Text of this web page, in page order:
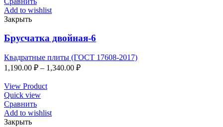
Add to wishlist
Закрыть
Брусчатка двойная-6
Квадратные плиты (ГОСТ 17608-2017)
1,190.00 ₽ – 1,340.00 ₽
View Product
Quick view
Сравнить
Add to wishlist
Закрыть